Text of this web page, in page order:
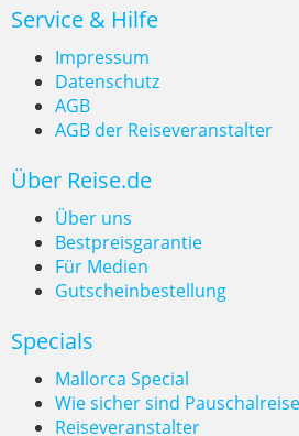
Frankreich will
Das sollten
Service & Hilfe
Impressum
Datenschutz
AGB
AGB der Reiseveranstalter
Über Reise.de
Über uns
Bestpreisgarantie
Für Medien
Gutscheinbestellung
Specials
Mallorca Special
Wie sicher sind
Reiseveranstalter